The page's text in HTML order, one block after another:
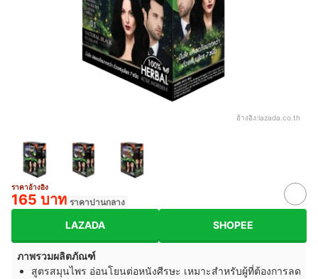
อ้างอิง:lazada.co.th
ราคาอ้างอิง
165 บาท ราคาปานกลาง
LAZADA SHOPEE
ภาพรวมผลิตภัณฑ์
สูตรสมุนไพร อ่อนโยนต่อหนังศีรษะ เหมาะสำหรับผู้ที่ต้องการลด